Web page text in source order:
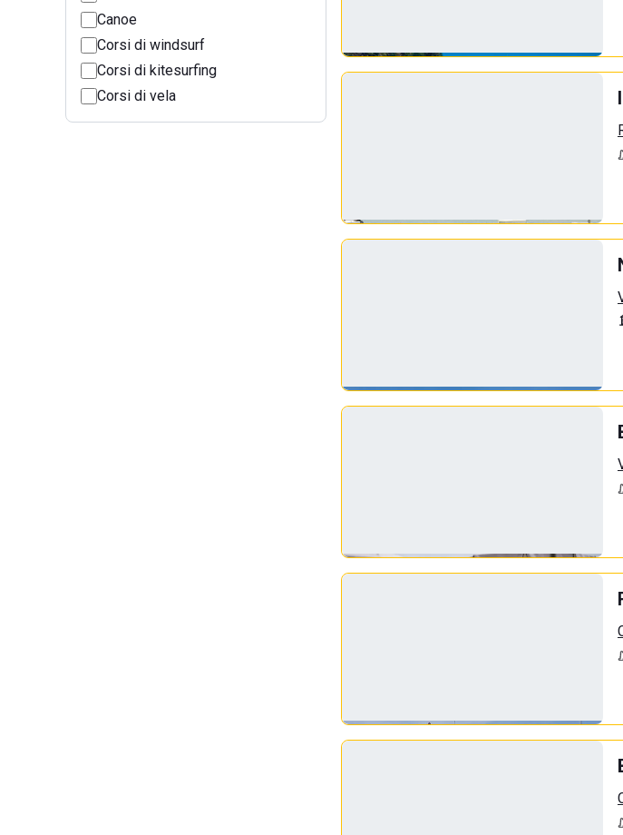
Canoe
Corsi di windsurf
Corsi di kitesurfing
Corsi di vela